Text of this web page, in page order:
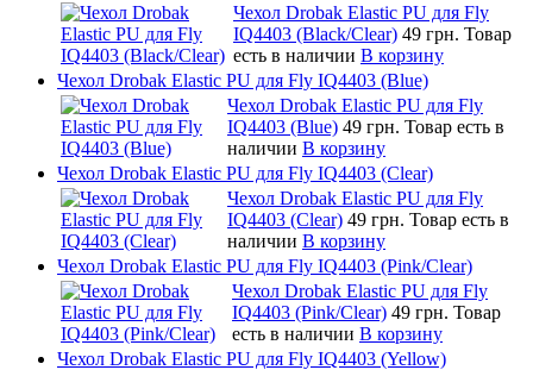
Чехол Drobak Elastic PU для Fly
IQ4403 (Black/Clear) 49 грн. Товар
есть в наличии В корзину
Чехол Drobak Elastic PU для Fly IQ4403 (Blue)
Чехол Drobak Elastic PU для Fly
IQ4403 (Blue) 49 грн. Товар есть в
наличии В корзину
Чехол Drobak Elastic PU для Fly IQ4403 (Clear)
Чехол Drobak Elastic PU для Fly
IQ4403 (Clear) 49 грн. Товар есть в
наличии В корзину
Чехол Drobak Elastic PU для Fly IQ4403 (Pink/Clear)
Чехол Drobak Elastic PU для Fly
IQ4403 (Pink/Clear) 49 грн. Товар
есть в наличии В корзину
Чехол Drobak Elastic PU для Fly IQ4403 (Yellow)